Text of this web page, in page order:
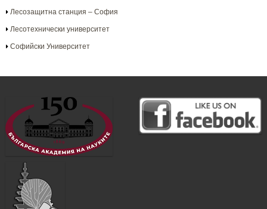
Лесозащитна станция – София
Лесотехнически университет
Софийски Университет